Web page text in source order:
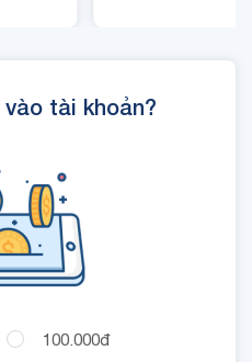
tài khoản?
100.000đ